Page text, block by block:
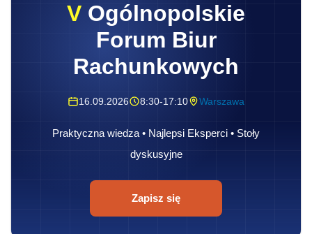
V Ogólnopolskie
Forum Biur
Rachunkowych
16.09.2026 8:30-17:10 Warszawa
Praktyczna wiedza • Najlepsi Eksperci • Stoły
dyskusyjne
Zapisz się